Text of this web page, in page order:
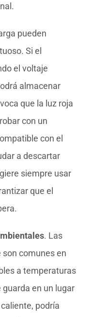
pueden
Si el
el voltaje
almacenar
que la luz roja
con un
con el
a descartar
siempre usar
que el
. Las
son comunes en
a temperaturas
en un lugar
podría